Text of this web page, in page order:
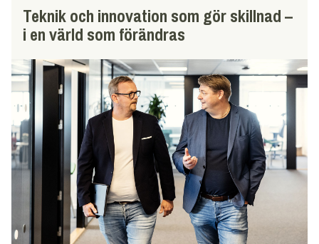
Teknik och innovation som gör skillnad –
i en värld som förändras